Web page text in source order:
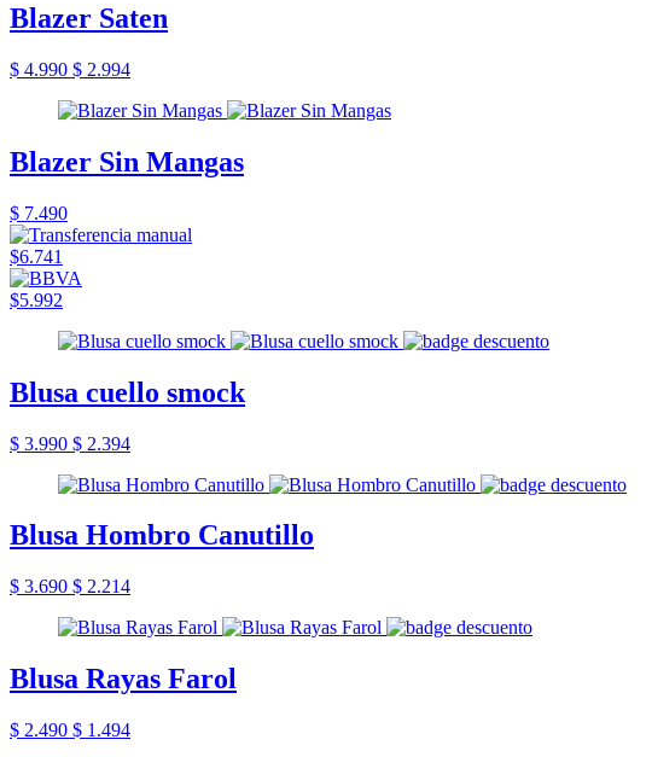
Blazer Saten
$ 4.990 $ 2.994
Blazer Sin Mangas
$ 7.490
$6.741
$5.992
Blusa cuello smock
$ 3.990 $ 2.394
Blusa Hombro Canutillo
$ 3.690 $ 2.214
Blusa Rayas Farol
$ 2.490 $ 1.494